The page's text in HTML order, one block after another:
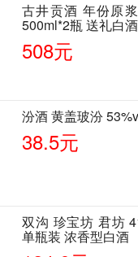
古井贡酒 年份原
500ml*2瓶 送礼白酒
508元
汾酒 黄盖玻汾
38.5元
双沟 珍宝坊 君坊
单瓶装 浓香型白酒